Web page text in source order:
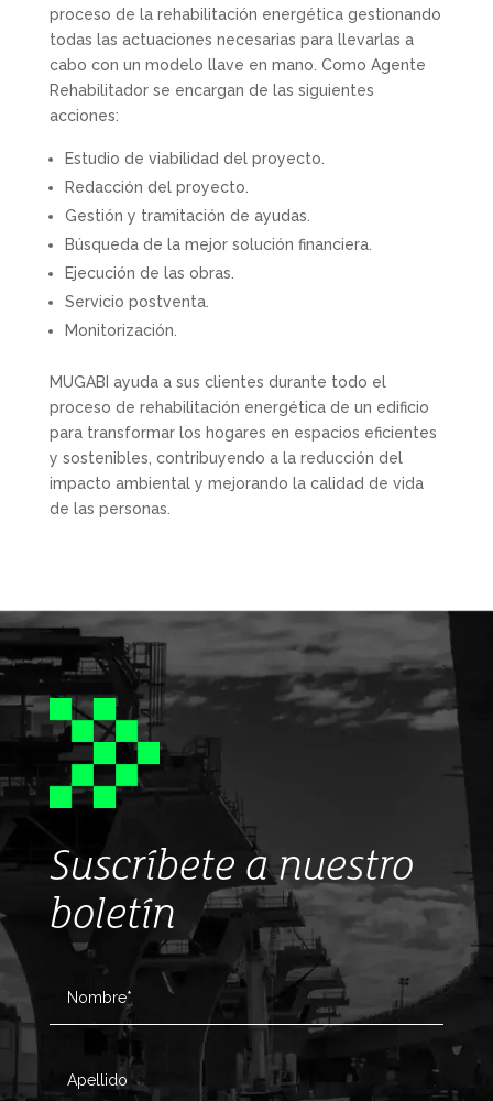
proceso de la rehabilitación energética gestionando
todas las actuaciones necesarias para llevarlas a
cabo con un modelo llave en mano. Como Agente
Rehabilitador se encargan de las siguientes
acciones:
Estudio de viabilidad del proyecto.
Redacción del proyecto.
Gestión y tramitación de ayudas.
Búsqueda de la mejor solución financiera.
Ejecución de las obras.
Servicio postventa.
Monitorización.
MUGABI ayuda a sus clientes durante todo el
proceso de rehabilitación energética de un edificio
para transformar los hogares en espacios eficientes
y sostenibles, contribuyendo a la reducción del
impacto ambiental y mejorando la calidad de vida
de las personas.
Suscríbete a nuestro
boletín